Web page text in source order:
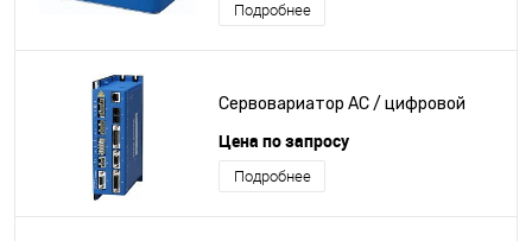
Подробнее
Сервовариатор AC / цифровой
Цена по запросу
Подробнее